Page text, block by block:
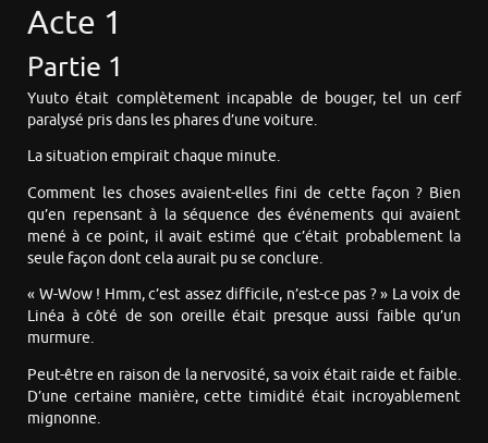
Acte 1
Partie 1
Yuuto était complètement incapable de bouger, tel un cerf
paralysé pris dans les phares d’une voiture.
La situation empirait chaque minute.
Comment les choses avaient-elles fini de cette façon ? Bien
qu’en repensant à la séquence des événements qui avaient
mené à ce point, il avait estimé que c’était probablement la
seule façon dont cela aurait pu se conclure.
« W-Wow ! Hmm, c’est assez difficile, n’est-ce pas ? » La voix de
Linéa à côté de son oreille était presque aussi faible qu’un
murmure.
Peut-être en raison de la nervosité, sa voix était raide et faible.
D’une certaine manière, cette timidité était incroyablement
mignonne.